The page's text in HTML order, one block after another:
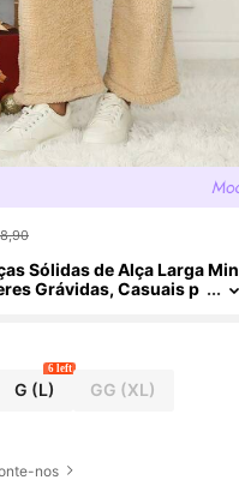
Sólidas de Alça Larga Min
Grávidas, Casuais p
G (L)
6 left
GG (XL)
nos